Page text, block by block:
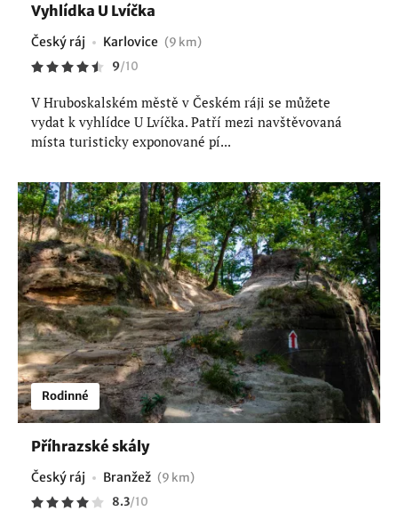
Vyhlídka U Lvíčka
Český ráj Karlovice (9 km)
9/10
V Hruboskalském městě v Českém ráji se můžete
vydat k vyhlídce U Lvíčka. Patří mezi navštěvovaná
místa turisticky exponované pí...
Rodinné
Příhrazské skály
Český ráj Branžež (9 km)
8.3/10